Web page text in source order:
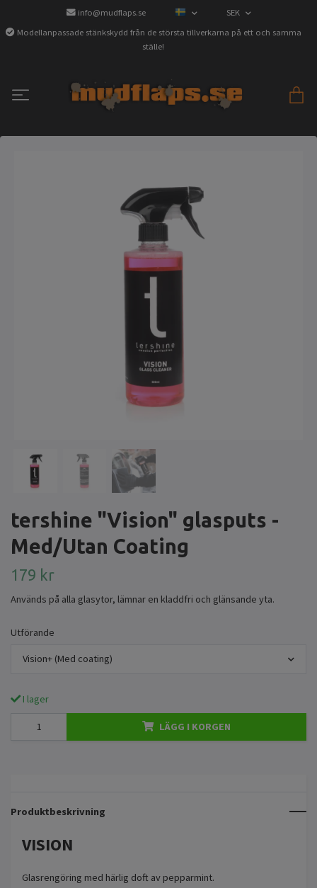
info@mudflaps.se
SEK
Modellanpassade stänkskydd från de största tillverkarna på ett och samma
ställe!
tershine "Vision" glasputs -
Med/Utan Coating
179 kr
Används på alla glasytor, lämnar en kladdfri och glänsande yta.
Utförande
Vision+ (Med coating)
I lager
LÄGG I KORGEN
Produktbeskrivning
VISION
Glasrengöring med härlig doft av pepparmint.